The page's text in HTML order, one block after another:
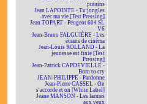
putains
Jean LAPOINTE - Tu jongles
avec ma vie [Test Pressing]
Jean TOPART - Peugeot 604 SL
V6
Jean-Bruno FALGUIÈRE - Les
écrans de cinéma
Jean-Louis ROLLAND - La
jeunesse est finie [Test
Pressing]
Jean-Patrick CAPDEVIELLE -
Born to cry
JEAN-PHILIPPE - Pardonne
Jean-Pierre CASSEL - On
s'accorde et on [White Label]
Jeane MANSON - Les larmes
aux yeux